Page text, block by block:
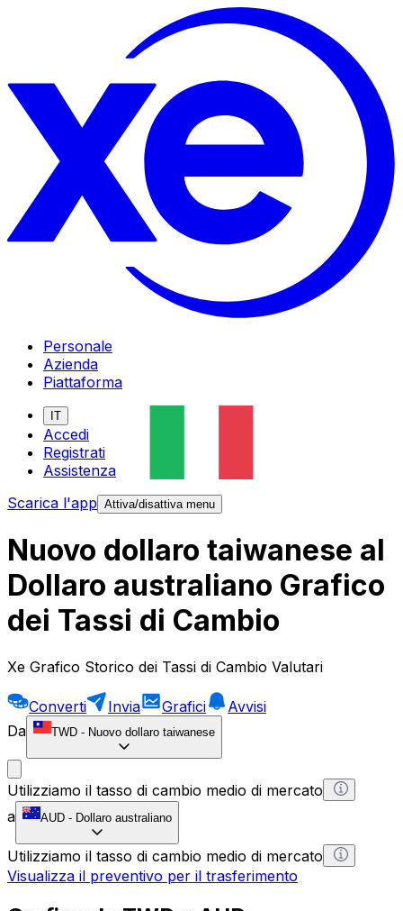
Personale
Azienda
Piattaforma
IT
Accedi
Registrati
Assistenza
Scarica l'app Attiva/disattiva menu
Nuovo dollaro taiwanese al
Dollaro australiano Grafico
dei Tassi di Cambio
Xe Grafico Storico dei Tassi di Cambio Valutari
Converti Invia Grafici
Avvisi
Da
TWD - Nuovo dollaro taiwanese
Utilizziamo il tasso di cambio medio di mercato
a
AUD - Dollaro australiano
Utilizziamo il tasso di cambio medio di mercato
Visualizza il preventivo per il trasferimento